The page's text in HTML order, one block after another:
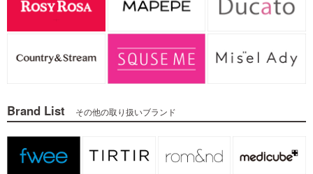
Brand List その他の取り扱いブランド